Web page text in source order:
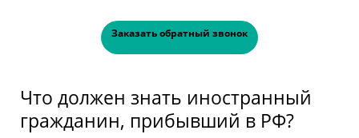
Заказать обратный звонок
Что должен знать иностранный
гражданин, прибывший в РФ?